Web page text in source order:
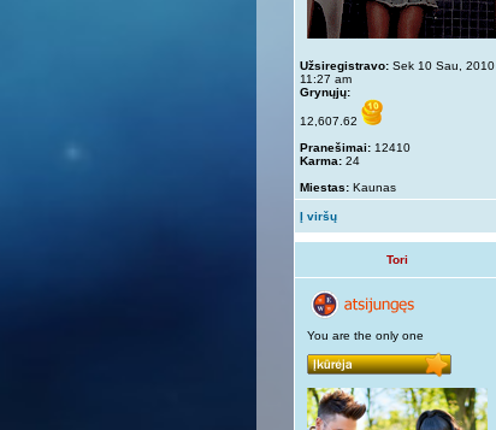
Užsiregistravo: Sek 10 Sau, 2010
11:27 am
Grynųjų:
12,607.62
Pranešimai: 12410
Karma: 24
Miestas: Kaunas
Į viršų
Tori
You are the only one